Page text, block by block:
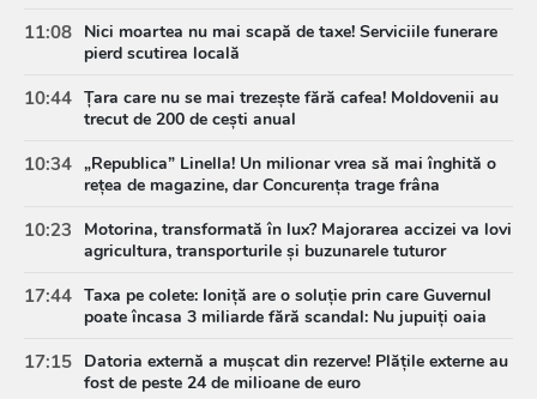
11:08 Nici moartea nu mai scapă de taxe! Serviciile funerare
pierd scutirea locală
10:44 Țara care nu se mai trezește fără cafea! Moldovenii au
trecut de 200 de cești anual
10:34 „Republica” Linella! Un milionar vrea să mai înghită o
rețea de magazine, dar Concurența trage frâna
10:23
Motorina, transformată în lux? Majorarea accizei va lovi
agricultura, transporturile și buzunarele tuturor
17:44 Taxa pe colete: Ioniță are o soluție prin care Guvernul
poate încasa 3 miliarde fără scandal: Nu jupuiți oaia
17:15 Datoria externă a mușcat din rezerve! Plățile externe au
fost de peste 24 de milioane de euro